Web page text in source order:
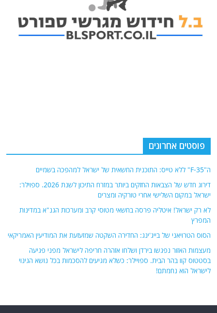
פוסטים אחרונים
ה"F-35" ללא טייס: התוכנית החשאית של ישראל למהפכה בשמיים
דירוג חדש של הצבאות החזקים ביותר במזרח התיכון לשנת 2026. ספוילר:
ישראל במקום השלישי אחרי טורקיה ומצרים
לא רק ישראל! איטליה פרסה בחשאי מטוסי קרב ומערכות הגנ"א במדינות
המפרץ
הסוס הטרויאני של בייג'ינג: החדירה השקטה שמזעזעת את המודיעין האמריקאי
מעצמות האזור נפגשו בירדן ושלחו אזהרה חריפה לישראל מפני פגיעה
בסטטוס קוו בהר הבית. ספויילר: כשלא מגיעים להסכמות בכל נושא הגינוי
לישראל הוא נחמתם!